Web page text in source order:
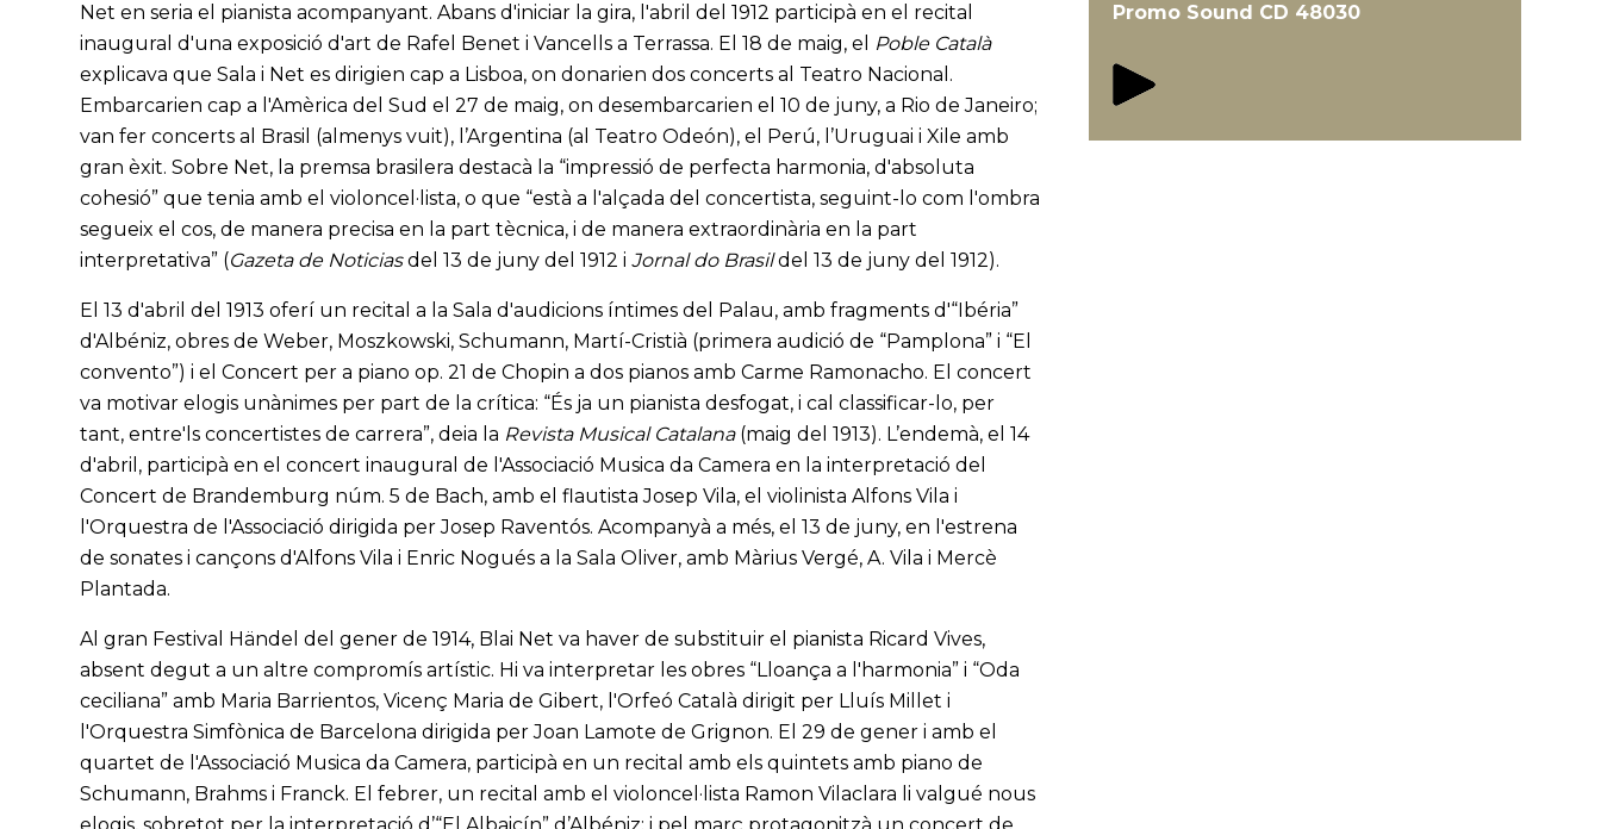
Net en seria el pianista acompanyant. Abans d'iniciar la gira, l'abril del 1912 participà en el recital
inaugural d'una exposició d'art de Rafel Benet i Vancells a Terrassa. El 18 de maig, el Poble Català
explicava que Sala i Net es dirigien cap a Lisboa, on donarien dos concerts al Teatro Nacional.
Embarcarien cap a l'Amèrica del Sud el 27 de maig, on desembarcarien el 10 de juny, a Rio de Janeiro;
van fer concerts al Brasil (almenys vuit), l’Argentina (al Teatro Odeón), el Perú, l’Uruguai i Xile amb
gran èxit. Sobre Net, la premsa brasilera destacà la “impressió de perfecta harmonia, d'absoluta
cohesió” que tenia amb el violoncel·lista, o que “està a l'alçada del concertista, seguint-lo com l'ombra
segueix el cos, de manera precisa en la part tècnica, i de manera extraordinària en la part
interpretativa” (Gazeta de Noticiasdel 13 de juny del 1912 iJornal do Brasildel 13 de juny del 1912).
El 13 d'abril del 1913 oferí un recital a la Sala d'audicions íntimes del Palau, amb fragments d'“Ibéria”
d'Albéniz, obres de Weber, Moszkowski, Schumann, Martí-Cristià (primera audició de “Pamplona” i “El
convento”) i el Concert per a piano op. 21 de Chopin a dos pianos amb Carme Ramonacho. El concert
va motivar elogis unànimes per part de la crítica: “És ja un pianista desfogat, i cal classificar-lo, per
tant, entre'ls concertistes de carrera”, deia la Revista Musical Catalana(maig del 1913). L’endemà, el 14
d'abril, participà en el concert inaugural de l'Associació Musica da Camera en la interpretació del
Concert de Brandemburg núm. 5 de Bach, amb el flautista Josep Vila, el violinista Alfons Vila i
l'Orquestra de l'Associació dirigida per Josep Raventós. Acompanyà a més, el 13 de juny, en l'estrena
de sonates i cançons d'Alfons Vila i Enric Nogués a la Sala Oliver, amb Màrius Vergé, A. Vila i Mercè
Plantada.
Al gran Festival Händel del gener de 1914, Blai Net va haver de substituir el pianista Ricard Vives,
absent degut a un altre compromís artístic. Hi va interpretar les obres “Lloança a l'harmonia” i “Oda
ceciliana” amb Maria Barrientos, Vicenç Maria de Gibert, l'Orfeó Català dirigit per Lluís Millet i
l'Orquestra Simfònica de Barcelona dirigida per Joan Lamote de Grignon. El 29 de gener i amb el
quartet de l'Associació Musica da Camera, participà en un recital amb els quintets amb piano de
Schumann, Brahms i Franck. El febrer, un recital amb el violoncel·lista Ramon Vilaclara li valgué nous
Promo Sound CD 48030